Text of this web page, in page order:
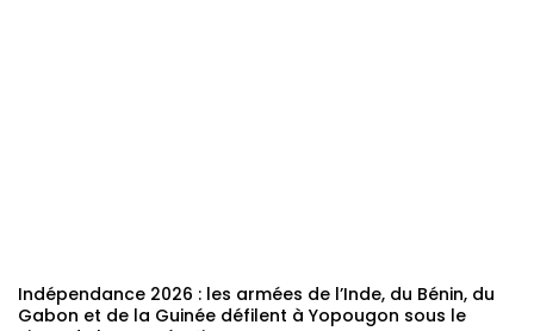
Indépendance 2026 : les armées de l’Inde, du Bénin, du
Gabon et de la Guinée défilent à Yopougon sous le